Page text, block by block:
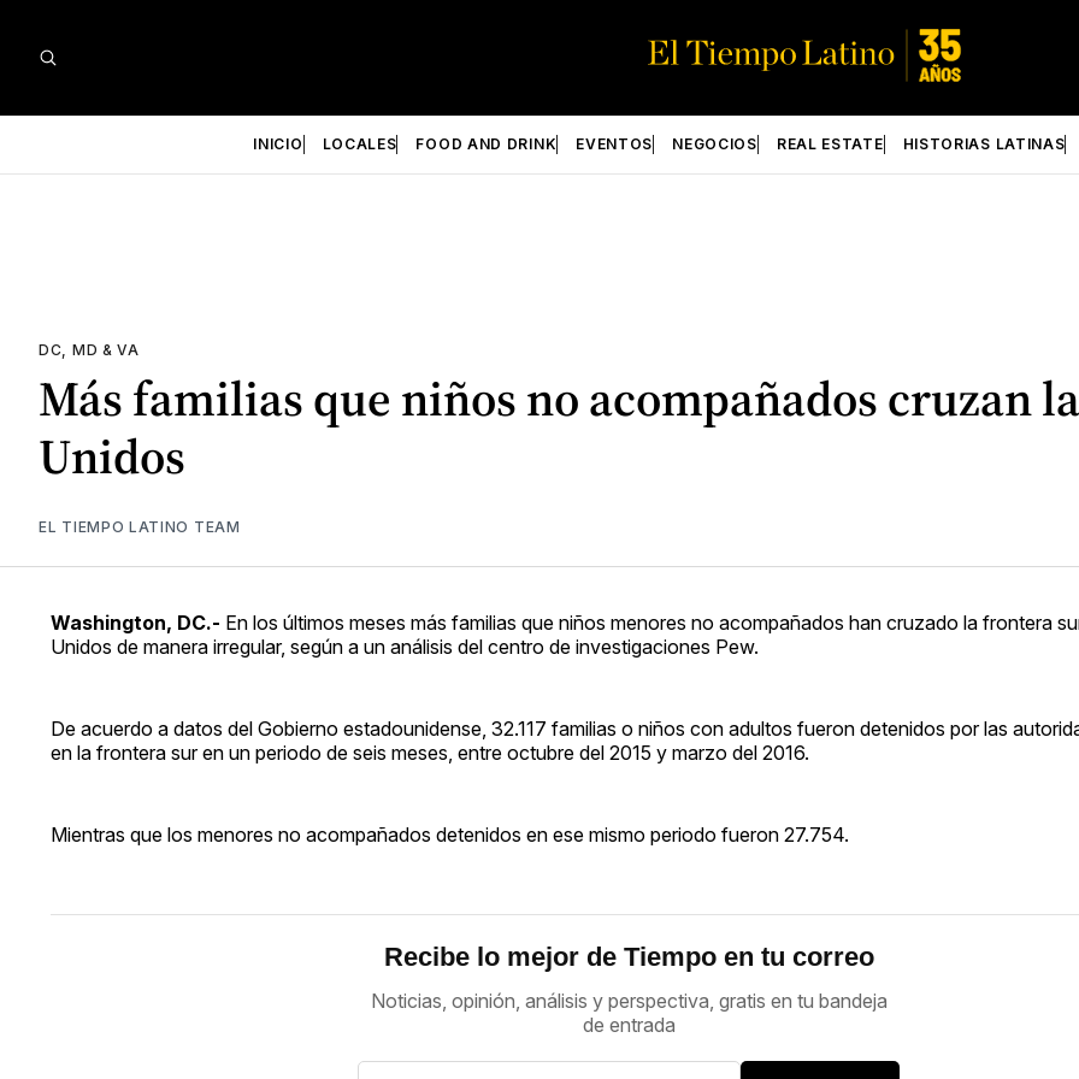
INICIO LOCALES FOOD AND DRINK EVENTOS NEGOCIOS REAL ESTATE HISTORIAS LATINAS
DC, MD & VA
Más familias que niños no acompañados cruzan
Unidos
EL TIEMPO LATINO TEAM
Washington, DC.- En los últimos meses más familias que niños menores no acompañados han cruzado la frontera
Unidos de manera irregular, según a un análisis del centro de investigaciones Pew.
De acuerdo a datos del Gobierno estadounidense, 32.117 familias o niños con adultos fueron detenidos por las
en la frontera sur en un periodo de seis meses, entre octubre del 2015 y marzo del 2016.
Mientras que los menores no acompañados detenidos en ese mismo periodo fueron 27.754.
Recibe lo mejor de Tiempo en tu correo
Noticias, opinión, análisis y perspectiva, gratis en tu bandeja
de entrada